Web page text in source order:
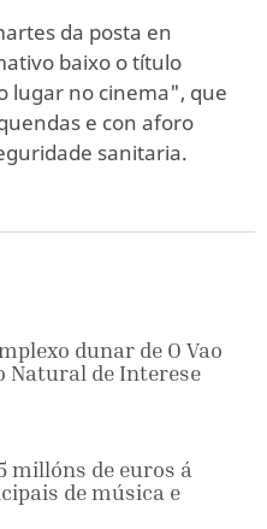
da posta en
baixo o título
lugar no cinema", que
e con aforo
sanitaria.
dunar de O Vao
Natural de Interese
millóns de euros á
de música e